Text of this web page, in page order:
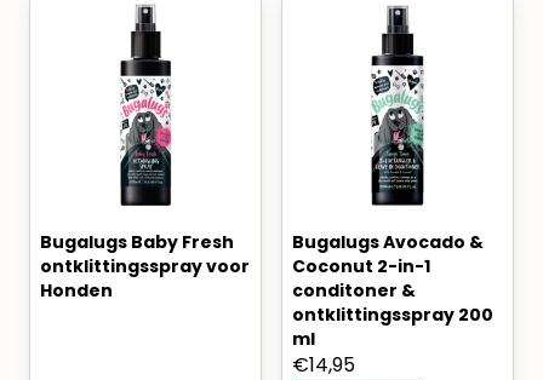
Bugalugs Baby Fresh
ontklittingsspray voor
Honden
Bugalugs Avocado &
Coconut 2-in-1
conditoner &
ontklittingsspray 200
ml
€14,95